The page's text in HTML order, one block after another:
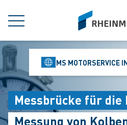
MENÜ
siteLogo
MS MOTORSERVICE
Messbrücke für
Messung von